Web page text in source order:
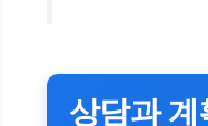
상담과 계